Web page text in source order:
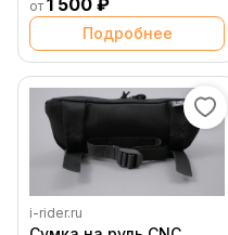
от 1 500 ₽
Подробнее
i-rider.ru